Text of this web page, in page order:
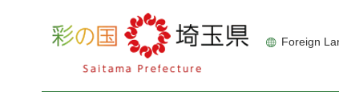
彩の国 埼玉県
Foreign